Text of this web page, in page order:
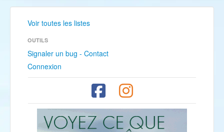
Voir toutes les listes
OUTILS
Signaler un bug - Contact
Connexion